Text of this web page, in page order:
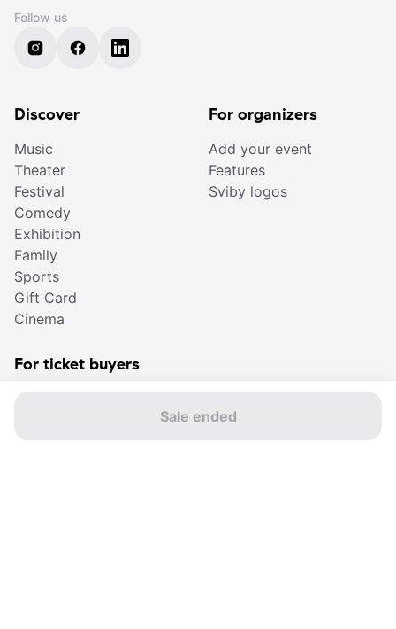
Sale ended
Follow us
Discover
Music
Theater
Festival
Comedy
Exhibition
Family
Sports
Gift Card
Cinema
For organizers
Add your event
Features
Sviby logos
For ticket buyers